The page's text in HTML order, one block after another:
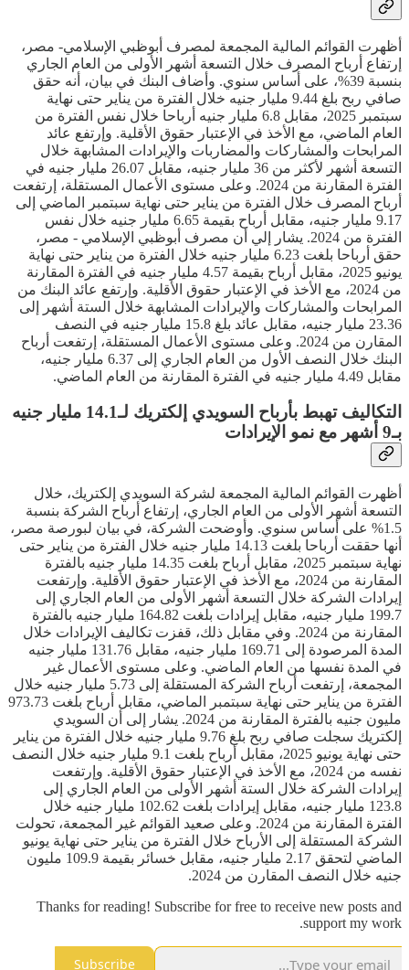
أظهرت القوائم المالية المجمعة لمصرف أبوظبي الإسلامي- مصر،
إرتفاع أرباح المصرف خلال التسعة أشهر الأولى من العام الجاري
بنسبة 39%، على أساس سنوي. وأضاف البنك في بيان، أنه حقق
صافي ربح بلغ 9.44 مليار جنيه خلال الفترة من يناير حتى نهاية
سبتمبر 2025، مقابل 6.8 مليار جنيه أرباحا خلال نفس الفترة من
العام الماضي، مع الأخذ في الإعتبار حقوق الأقلية. وإرتفع عائد
المرابحات والمشاركات والمضاربات والإيرادات المشابهة خلال
التسعة أشهر لأكثر من 36 مليار جنيه، مقابل 26.07 مليار جنيه في
الفترة المقارنة من 2024. وعلى مستوى الأعمال المستقلة، إرتفعت
أرباح المصرف خلال الفترة من يناير حتى نهاية سبتمبر الماضي إلى
9.17 مليار جنيه، مقابل أرباح بقيمة 6.65 مليار جنيه خلال نفس
الفترة من 2024. يشار إلي أن مصرف أبوظبي الإسلامي - مصر،
حقق أرباحا بلغت 6.23 مليار جنيه خلال الفترة من يناير حتى نهاية
يونيو 2025، مقابل أرباح بقيمة 4.57 مليار جنيه في الفترة المقارنة
من 2024، مع الأخذ في الإعتبار حقوق الأقلية. وإرتفع عائد البنك من
المرابحات والمشاركات والإيرادات المشابهة خلال الستة أشهر إلى
23.36 مليار جنيه، مقابل عائد بلغ 15.8 مليار جنيه في النصف
المقارن من 2024. وعلى مستوى الأعمال المستقلة، إرتفعت أرباح
البنك خلال النصف الأول من العام الجاري إلى 6.37 مليار جنيه،
مقابل 4.49 مليار جنيه في الفترة المقارنة من العام الماضي.
التكاليف تهبط بأرباح السويدي إلكتريك لـ14.1 مليار جنيه
بـ9 أشهر مع نمو الإيرادات
أظهرت القوائم المالية المجمعة لشركة السويدي إلكتريك، خلال
التسعة أشهر الأولى من العام الجاري، إرتفاع أرباح الشركة بنسبة
1.5% على أساس سنوي. وأوضحت الشركة، في بيان لبورصة مصر،
أنها حققت أرباحا بلغت 14.13 مليار جنيه خلال الفترة من يناير حتى
نهاية سبتمبر 2025، مقابل أرباح بلغت 14.35 مليار جنيه بالفترة
المقارنة من 2024، مع الأخذ في الإعتبار حقوق الأقلية. وإرتفعت
إيرادات الشركة خلال التسعة أشهر الأولى من العام الجاري إلى
199.7 مليار جنيه، مقابل إيرادات بلغت 164.82 مليار جنيه بالفترة
المقارنة من 2024. وفي مقابل ذلك، قفزت تكاليف الإيرادات خلال
المدة المرصودة إلى 169.71 مليار جنيه، مقابل 131.76 مليار جنيه
في المدة نفسها من العام الماضي. وعلى مستوى الأعمال غير
المجمعة، إرتفعت أرباح الشركة المستقلة إلى 5.73 مليار جنيه خلال
الفترة من يناير حتى نهاية سبتمبر الماضي، مقابل أرباح بلغت 973.73
مليون جنيه بالفترة المقارنة من 2024. يشار إلى أن السويدي
إلكتريك سجلت صافي ربح بلغ 9.76 مليار جنيه خلال الفترة من يناير
حتى نهاية يونيو 2025، مقابل أرباح بلغت 9.1 مليار جنيه خلال النصف
نفسه من 2024، مع الأخذ في الإعتبار حقوق الأقلية. وإرتفعت
إيرادات الشركة خلال الستة أشهر الأولى من العام الجاري إلى
123.8 مليار جنيه، مقابل إيرادات بلغت 102.62 مليار جنيه خلال
الفترة المقارنة من 2024. وعلى صعيد القوائم غير المجمعة، تحولت
الشركة المستقلة إلى الأرباح خلال الفترة من يناير حتى نهاية يونيو
الماضي لتحقق 2.17 مليار جنيه، مقابل خسائر بقيمة 109.9 مليون
جنيه خلال النصف المقارن من 2024.
Thanks for reading! Subscribe for free to receive new posts and
support my work.
Subscribe